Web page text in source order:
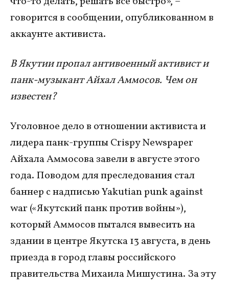
говорится в сообщении, опубликованном в
аккаунте активиста.
В Якутии пропал антивоенный активист и
панк-музыкант Айхал Аммосов. Чем он
известен?
Уголовное дело в отношении активиста и
лидера панк-группы Crispy Newspaper
Айхала Аммосова завели в августе этого
года. Поводом для преследования стал
баннер с надписью Yakutian punk against
war («Якутский панк против войны»),
который Аммосов пытался вывесить на
здании в центре Якутска 13 августа, в день
приезда в город главы российского
правительства Михаила Мишустина. За эту